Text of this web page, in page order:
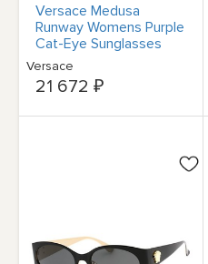
Versace Medusa
Runway Womens Purple
Cat-Eye Sunglasses
VE4452-541987-55
Italy
Versace
21 672 ₽